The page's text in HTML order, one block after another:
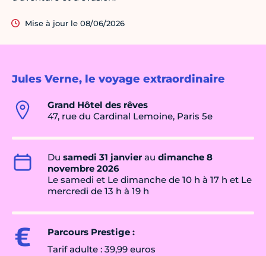
Jules Verne, le voyage extraordinaire
Grand Hôtel des rêves
47, rue du Cardinal Lemoine, Paris 5e
Du samedi 31 janvierau dimanche 8
novembre 2026
Le samedi et Le dimanche de 10 h à 17 h et Le
mercredi de 13 h à 19 h
Parcours Prestige :
Tarif adulte : 39,99 euros
Mise à jour le 08/06/2026